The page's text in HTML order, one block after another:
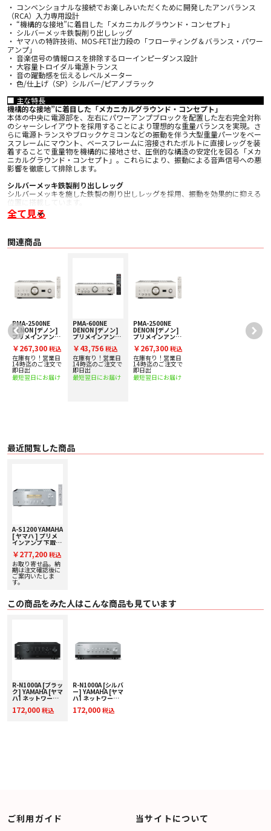
・ コンベンショナルな接続でお楽しみいただくために開発したアンバランス
（RCA）入力専用設計
・ “機構的な接地”に着目した「メカニカルグラウンド・コンセプト」
・ シルバーメッキ鉄製削り出しレッグ
・ ヤマハの特許技術、MOS-FET出力段の「フローティング＆バランス・パワー
アンプ」
・ 音楽信号の情報ロスを排除するローインピーダンス設計
・ 大容量トロイダル電源トランス
・ 音の躍動感を伝えるレベルメーター
・ 色/仕上げ（SP）シルバー/ピアノブラック
■ 主な特長
機構的な接地”に着目した「メカニカルグラウンド・コンセプト」
本体の中央に電源部を、左右にパワーアンプブロックを配置した左右完全対称
のシャーシレイアウトを採用することにより理想的な重量バランスを実現。さ
らに電源トランスやブロックケミコンなどの振動を伴う大型重量パーツをベー
スフレームにマウント、ベースフレームに溶接されたボルトに直接レッグを装
着することで重量物を機構的に接地させ、圧倒的な構造の安定化を図る「メカ
ニカルグラウンド・コンセプト」。これらにより、振動による音声信号への悪
影響を徹底して排除します。
シルバーメッキ鉄製削り出しレッグ
シルバーメッキを施した鉄製の削り出しレッグを採用、振動を効果的に抑える
位置に搭載しています。
音楽信号の情報ロスを排除するローインピーダンス設計
50μm厚の銅箔を使用することなど、電気回路内における徹底したローインピ
ーダンス化を図りました。
大容量トロイダル電源トランス
電源トランスには、磁束漏洩が少なく、電力変換効率、電源レギュレーション
音の躍動感を伝えるレベルメーター
VU/ピークの切り替え表示とディマー（減光）が可能な高精度レベルメーター
を装備。柔らかな雰囲気を意識したランプ色LEDライトが、メーターの動きを
美しく演出し、音の躍動感をダイレクトに伝え、音楽を聴く楽しみをさらに高
めます。
その他
・フルディスクリート構成MM／MCフォノイコライザー（本体背面切替）
■ 主な仕様
・ 4Ω 150W＋150W
〇 ダイナミックパワー（IHF）
・ 8Ω 105W＋105W
・ 6Ω 135W＋135W
〇 実用最大出力（JEITA, 1kHz, 10%THD）
・ 8Ω 120W＋120W
・ 4Ω 190W＋190W
〇 入力端子 音声:6[RCA:6
〇 出力端子 音声:3[RCA:2 (LINE, PRE OUT), ヘッドホン:1], リモートアウト:1
〇 ダンピングファクター（1kHz） 250以上 (8Ω)
〇 入力感度/入力インピーダンス（1kHz, 100W/8Ω換算）
・ PHONO（MM） 3.5mVrms/47kΩ
・ CD 他 200mVrms/47kΩ
・ PHONO（MM） 50mVrms
・ CD 他 2.80Vrms
〇 定格出力電圧／出力インピーダンス LINE2 OUT:200mVrms/1.5kΩ, PRE
〇 周波数特性
・ 5Hz～100kHz +0/-3dB
・ 20Hz～20kHz ＋0/-0.3dB
〇 RIAA イコライザ偏差 PHONO (MM/MC):±0.5dB
・ PHONO（MM） 90/77dB以上
・ CD 他 74/54dB以上
全て見る
関連商品
PMA-2500NE
DENON [デノン]
プリメインアンプ
アップ実施中！
￥267,300 税込
在庫有り！営業日
14時迄のご注文で
即日出
最短翌日にお届け
PMA-600NE
DENON [デノン]
プリメインアンプ
アップ実施中！
￥43,756 税込
在庫有り！営業日
14時迄のご注文で
即日出
最短翌日にお届け
PMA-2500NE
DENON [デノン]
プリメインアンプ
アップ実施中！
￥267,300 税込
在庫有り！営業日
14時迄のご注文で
即日出
最短翌日にお届け
最近閲覧した商品
A-S1200 YAMAHA
[ ヤマハ ] プリメ
インアンプ 下取り
実施中
￥277,200 税込
お取り寄せ品。納
期は注文確認後に
ご案内いたしま
す。
この商品をみた人はこんな商品も見ています
R-N1000A [ブラッ
ク] YAMAHA [ヤマ
ハ] ネットワーク
査定額20%アップ
172,000 税込
R-N1000A [シルバ
ー] YAMAHA [ヤマ
ハ] ネットワーク
査定額20%アップ
172,000 税込
ご利用ガイド 当サイトについて